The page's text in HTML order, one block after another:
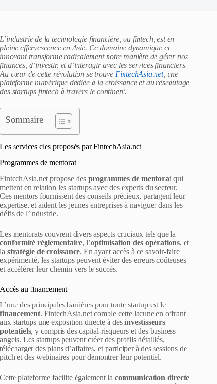
L’industrie de la technologie financière, ou fintech, est en
pleine effervescence en Asie. Ce domaine dynamique et
innovant transforme radicalement notre manière de gérer nos
finances, d’investir, et d’interagir avec les services financiers.
Au cœur de cette révolution se trouve FintechAsia.net, une
plateforme numérique dédiée à la croissance et au réseautage
des startups fintech à travers le continent.
Sommaire
Les services clés proposés par FintechAsia.net
Programmes de mentorat
FintechAsia.net propose des programmes de mentorat qui
mettent en relation les startups avec des experts du secteur.
Ces mentors fournissent des conseils précieux, partagent leur
expertise, et aident les jeunes entreprises à naviguer dans les
défis de l’industrie.
Les mentorats couvrent divers aspects cruciaux tels que la
conformité réglementaire, l’optimisation des opérations, et
la stratégie de croissance. En ayant accès à ce savoir-faire
expérimenté, les startups peuvent éviter des erreurs coûteuses
et accélérer leur chemin vers le succès.
Accès au financement
L’une des principales barrières pour toute startup est le
financement. FintechAsia.net comble cette lacune en offrant
aux startups une exposition directe à des investisseurs
potentiels, y compris des capital-risqueurs et des business
angels. Les startups peuvent créer des profils détaillés,
télécharger des plans d’affaires, et participer à des sessions de
pitch et des webinaires pour démontrer leur potentiel.
Cette plateforme facilite également la communication directe